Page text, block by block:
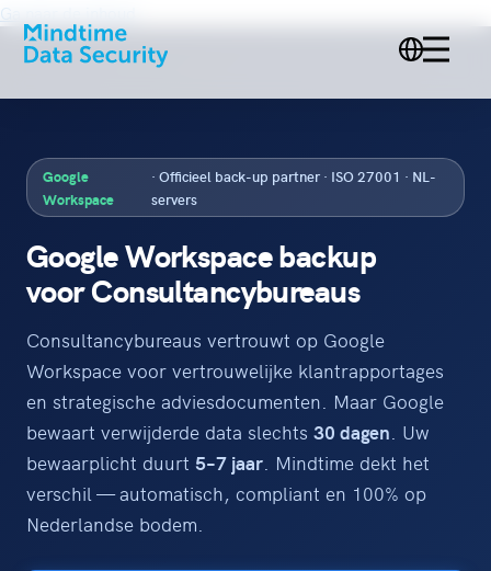
Ga naar de inhoud
Google
Workspace
· Officieel back-up partner · ISO 27001 · NL-
servers
Google Workspace backup
voor Consultancybureaus
Consultancybureaus vertrouwt op Google
Workspace voor vertrouwelijke klantrapportages
en strategische adviesdocumenten. Maar Google
bewaart verwijderde data slechts 30 dagen. Uw
bewaarplicht duurt 5–7 jaar. Mindtime dekt het
verschil — automatisch, compliant en 100% op
Nederlandse bodem.